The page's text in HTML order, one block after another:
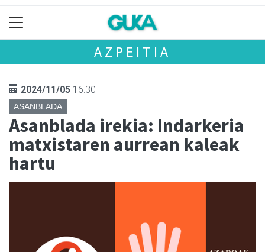
AZPEITIA
2024/11/05 16:30
ASANBLADA
Asanblada irekia: Indarkeria
matxistaren aurrean kaleak
hartu